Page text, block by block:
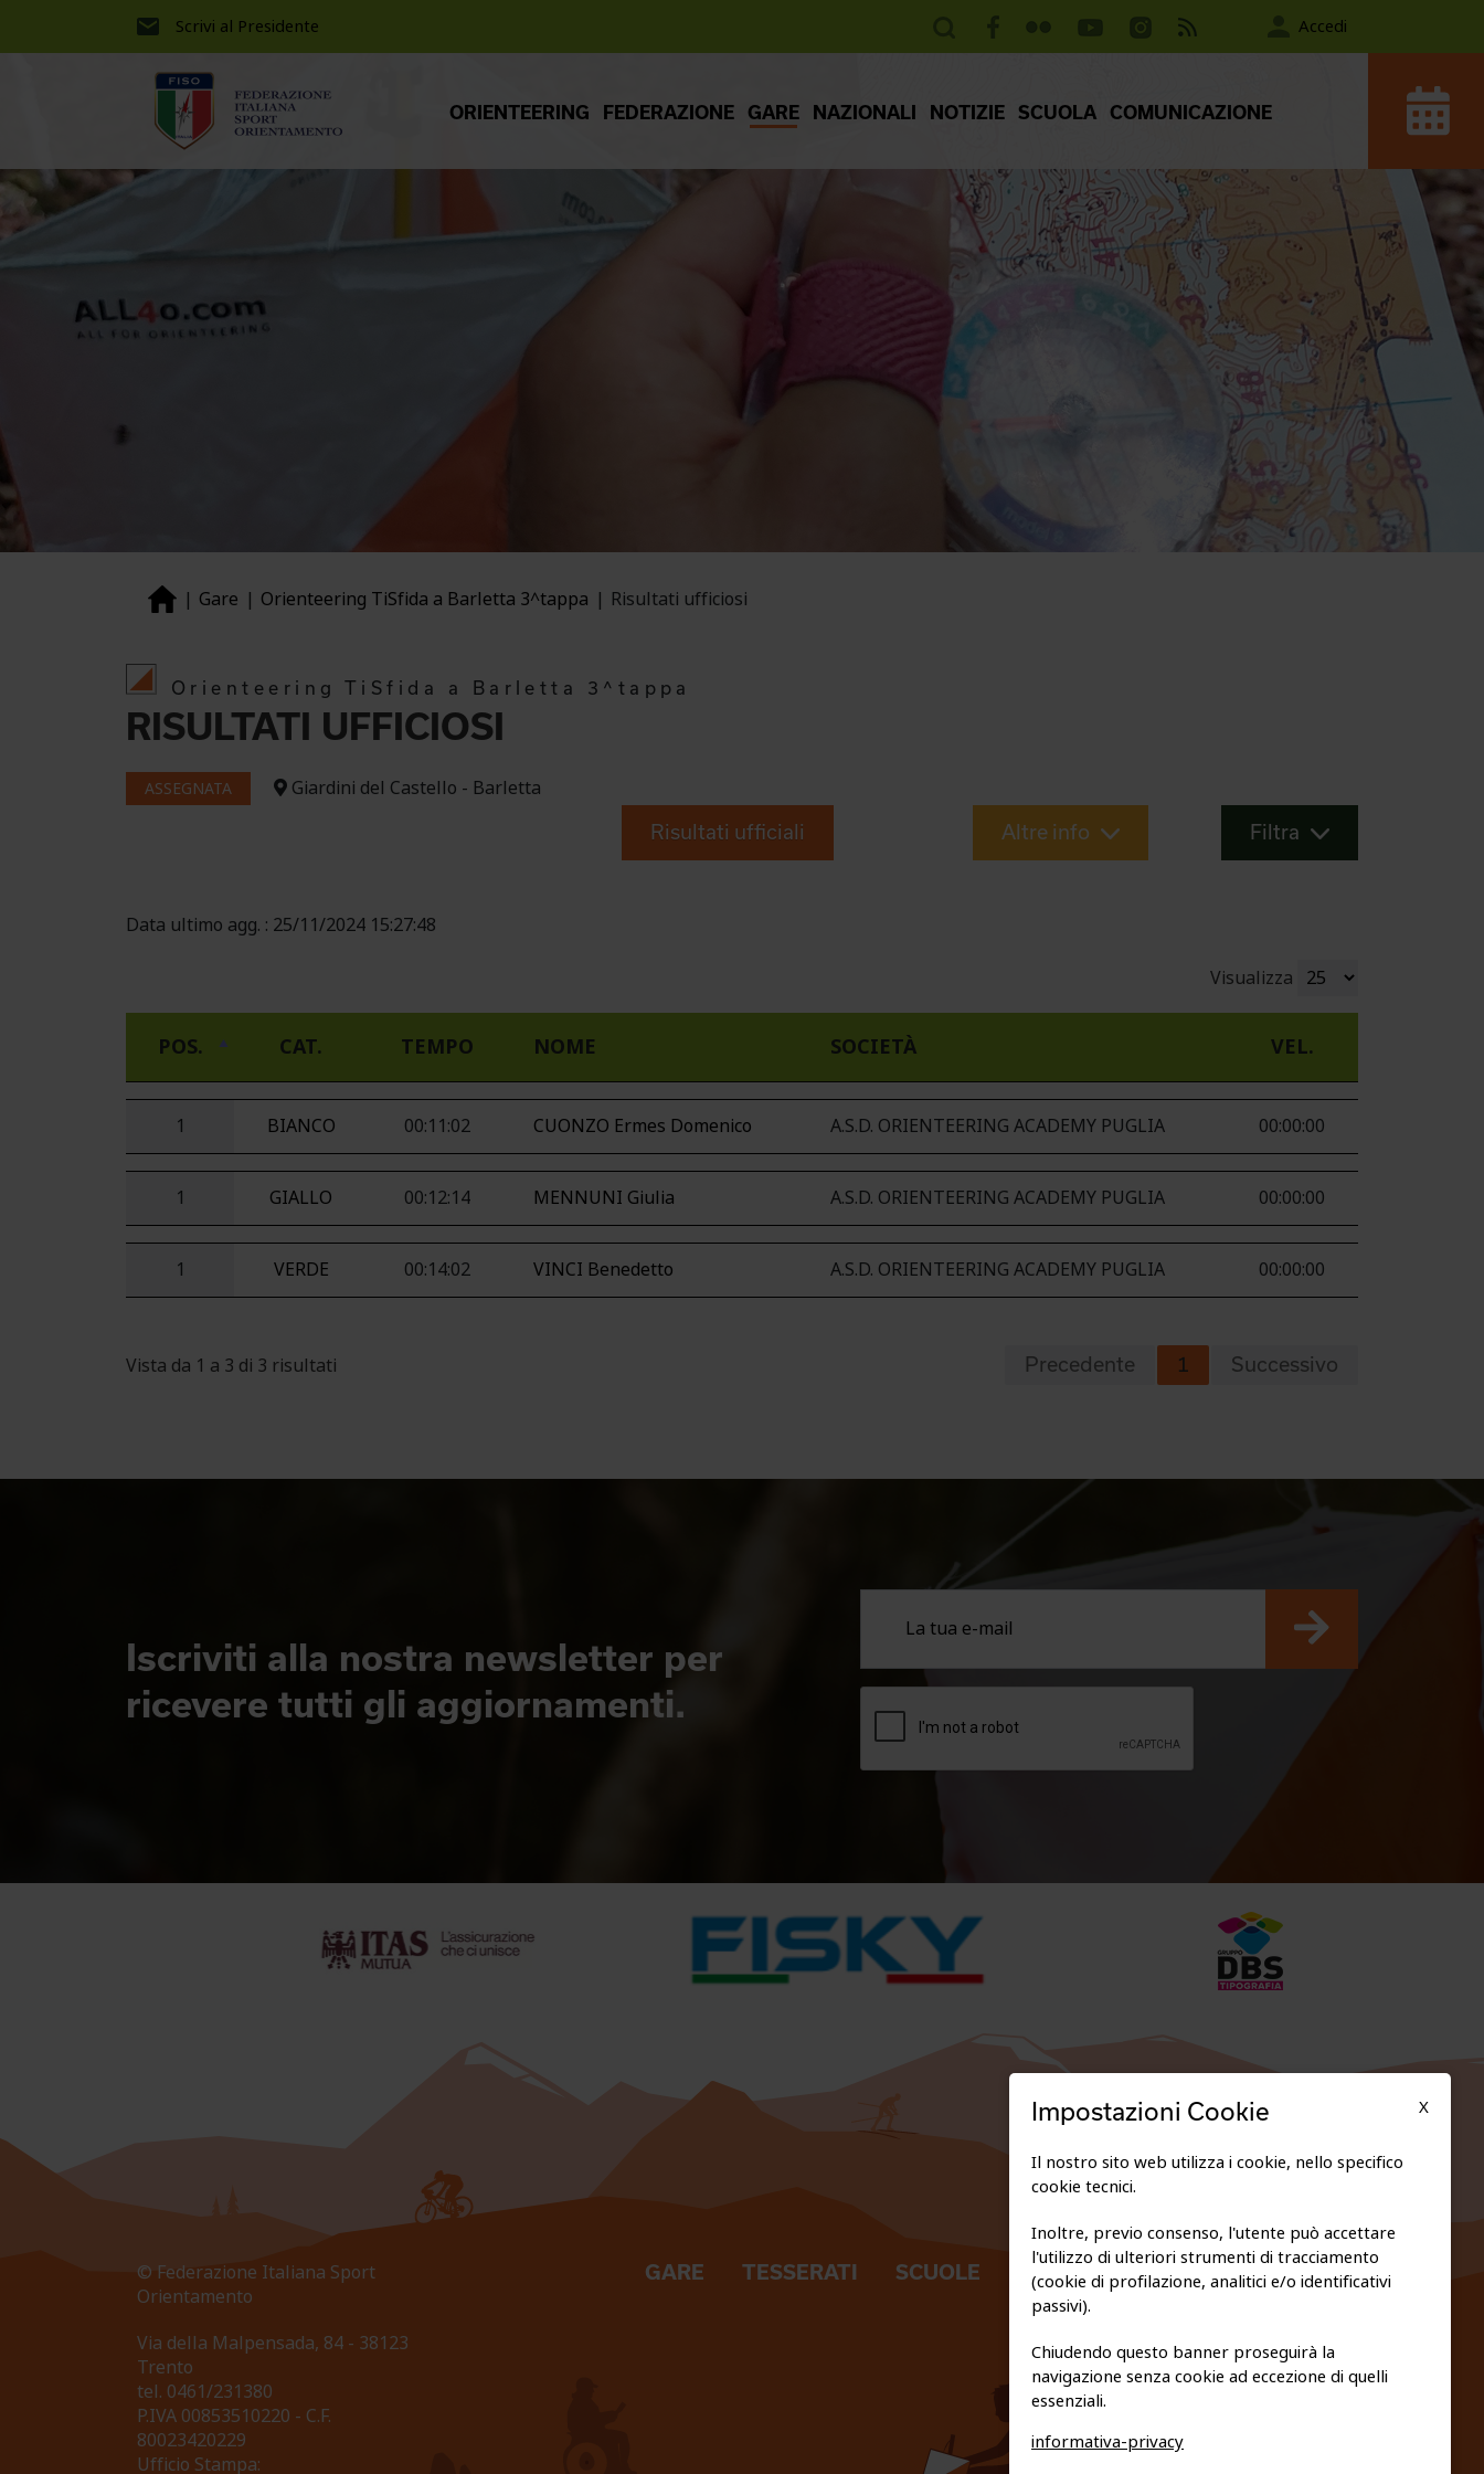
Scrivi al Presidente Accedi
ORIENTEERING FEDERAZIONE GARE NAZIONALI NOTIZIE SCUOLA COMUNICAZIONE
Gare Orienteering TiSfida a Barletta 3^tappa Risultati ufficiosi
Orienteering TiSfida a Barletta 3^tappa
RISULTATI UFFICIOSI
ASSEGNATA Giardini del Castello - Barletta
Risultati ufficiali Altre info Filtra
Data ultimo agg. : 25/11/2024 15:27:48
Visualizza
POS. CAT. TEMPO NOME SOCIETÀ VEL.
1 BIANCO 00:11:02 CUONZO Ermes Domenico A.S.D. ORIENTEERING ACADEMY PUGLIA 00:00:00
1 GIALLO 00:12:14 MENNUNI Giulia A.S.D. ORIENTEERING ACADEMY PUGLIA 00:00:00
1 VERDE 00:14:02 VINCI Benedetto A.S.D. ORIENTEERING ACADEMY PUGLIA 00:00:00
Vista da 1 a 3 di 3 risultati Precedente 1 Successivo
Iscriviti alla nostra newsletter per
ricevere tutti gli aggiornamenti.
© Federazione Italiana Sport
Orientamento
Via della Malpensada, 84 - 38123
Trento
tel. 0461/231380
P.IVA 00853510220 - C.F.
80023420229
Ufficio Stampa:
GARE TESSERATI SCUOLE
FEDERAZIONE TRASPARENTE
PRIVACY E COOKIE POLICY
X
Impostazioni Cookie
Il nostro sito web utilizza i cookie, nello specifico
cookie tecnici.
Inoltre, previo consenso, l'utente può accettare
l'utilizzo di ulteriori strumenti di tracciamento
(cookie di profilazione, analitici e/o identificativi
passivi).
Chiudendo questo banner proseguirà la
navigazione senza cookie ad eccezione di quelli
essenziali.
informativa-privacy